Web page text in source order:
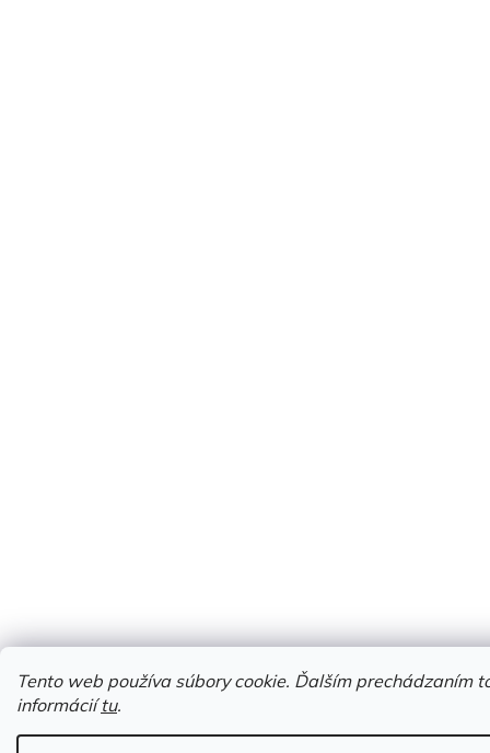
Tento web používa súbory cookie. Ďalším prechádzaním
informáciítu.